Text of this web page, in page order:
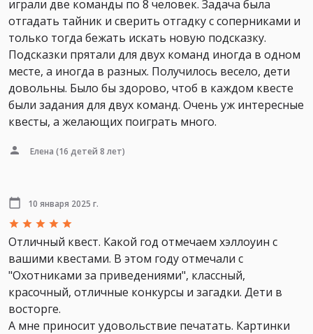
играли две команды по 8 человек. Задача была
отгадать тайник и сверить отгадку с соперниками и
только тогда бежать искать новую подсказку.
Подсказки прятали для двух команд иногда в одном
месте, а иногда в разных. Получилось весело, дети
довольны. Было бы здорово, чтоб в каждом квесте
были задания для двух команд. Очень уж интересные
квесты, а желающих поиграть много.
Елена (16 детей 8 лет)
10 января 2025 г.
Отличный квест. Какой год отмечаем хэллоуин с
вашими квестами. В этом году отмечали с
"Охотниками за приведениями", классный,
красочный, отличные конкурсы и загадки. Дети в
восторге.
А мне приносит удовольствие печатать. Картинки